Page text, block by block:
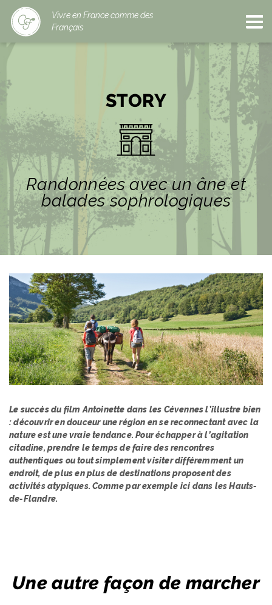
Vivre en France comme des
Français
STORY
Randonnées avec un âne et
balades sophrologiques
Le succès du film Antoinette dans les Cévennes l’illustre bien
: découvrir en douceur une région en se reconnectant avec la
nature est une vraie tendance. Pour échapper à l’agitation
citadine, prendre le temps de faire des rencontres
authentiques ou tout simplement visiter différemment un
endroit, de plus en plus de destinations proposent des
activités atypiques. Comme par exemple ici dans les Hauts-
de-Flandre.
Une autre façon de marcher